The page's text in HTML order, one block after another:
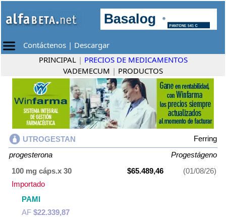
Contáctenos | Descargar
PRINCIPAL | PRECIOS DE MEDICAMENTOS
VADEMECUM | PRODUCTOS
UTROGESTAN
Ferring
progesterona
Progestágeno
100 mg cáps.x 30
$65.489,46
(01/08/26)
Importado
PAMI
AF $22.339,87